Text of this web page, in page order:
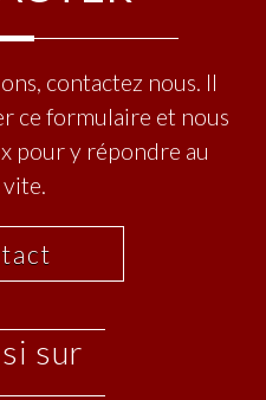
contactez nous. Il
ce formulaire et nous
pour y répondre au
sur